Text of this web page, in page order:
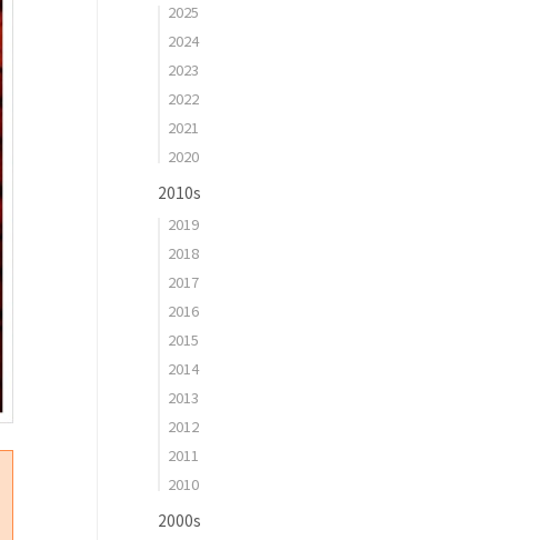
2025
2024
2023
2022
2021
2020
2010s
2019
2018
2017
2016
2015
2014
2013
2012
2011
2010
2000s